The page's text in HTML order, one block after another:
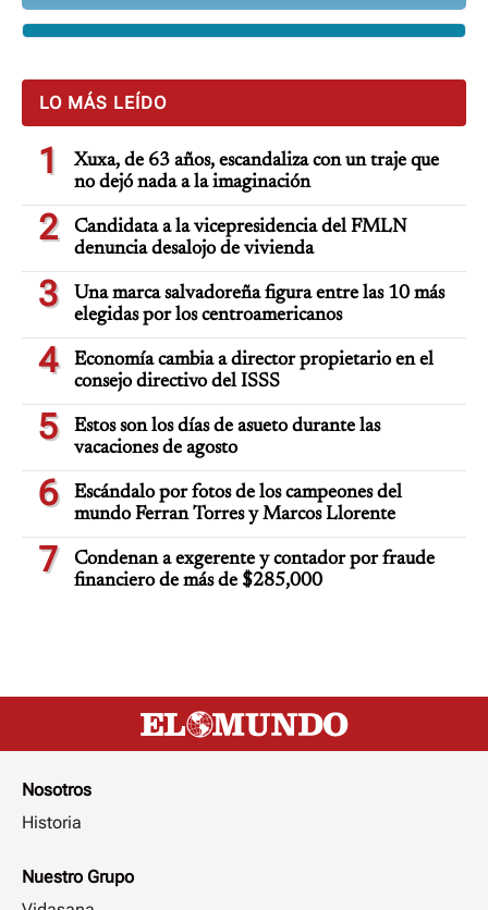
LO MÁS LEÍDO
1
Xuxa, de 63 años, escandaliza con un traje que
no dejó nada a la imaginación
2
Candidata a la vicepresidencia del FMLN
denuncia desalojo de vivienda
3
Una marca salvadoreña figura entre las 10 más
elegidas por los centroamericanos
4
Economía cambia a director propietario en el
consejo directivo del ISSS
5
Estos son los días de asueto durante las
vacaciones de agosto
6
Escándalo por fotos de los campeones del
mundo Ferran Torres y Marcos Llorente
7
Condenan a exgerente y contador por fraude
financiero de más de $285,000
Nosotros
Historia
Nuestro Grupo